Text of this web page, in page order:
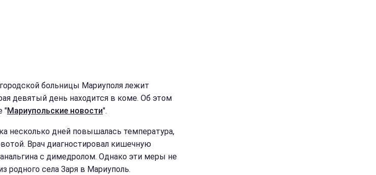
больницы Мариуполя лежит
девятый день находится в коме. Об этом
"Мариупольские новости".
несколько дней повышалась температура,
Врач диагностировал кишечную
с димедролом. Однако эти меры не
родного села Заря в Мариуполь.